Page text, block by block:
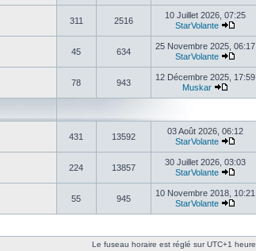
311 2516
10 Juillet 2026, 07:25
StarVolante
45 634
25 Novembre 2025, 06:17
StarVolante
78 943
12 Décembre 2025, 17:59
Muskar
431 13592
03 Août 2026, 06:12
StarVolante
224 13857
30 Juillet 2026, 03:03
StarVolante
55 945
10 Novembre 2018, 10:21
StarVolante
Le fuseau horaire est réglé sur UTC+1 heure